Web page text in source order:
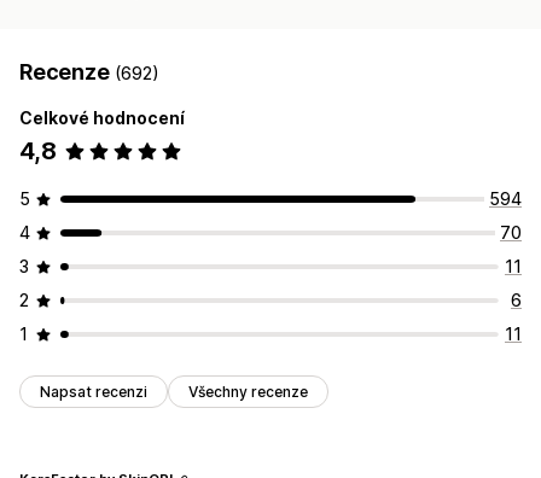
Recenze (692)
Celkové hodnocení
4,8
5
594
4
70
3
11
2
6
1
11
Napsat recenzi Všechny recenze